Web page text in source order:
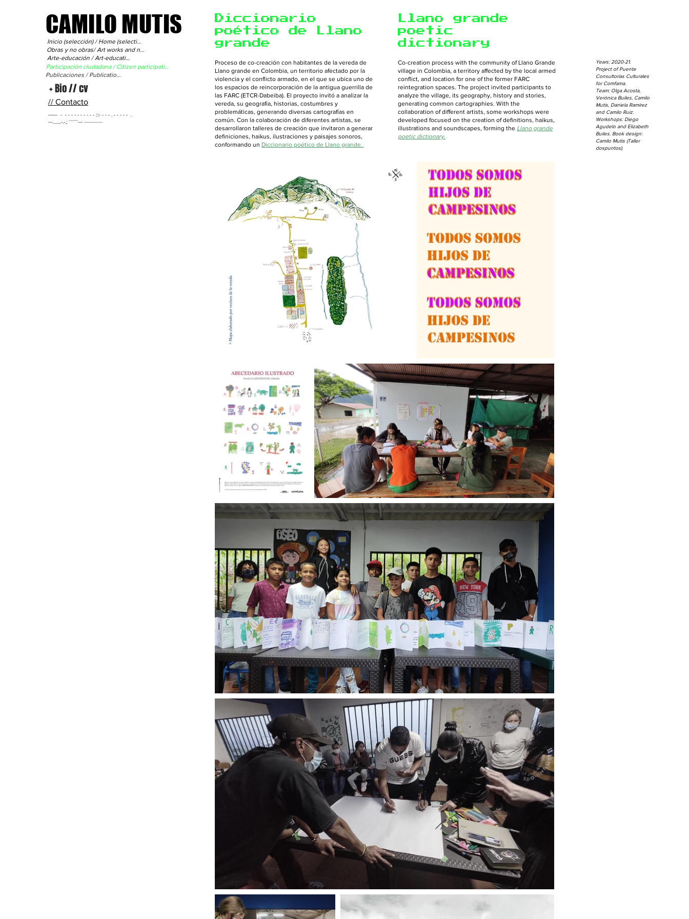
CAMILO MUTIS
Inicio (selección) / Home (selection)
Arte-educación / Art-education
Participación ciudadana / Citizen participation
+ Bio // cv
// Contacto
------ - - - - - - - - - - - :::- - - - . - - - - - .
---........-.-.; ¨¨¨¨¨¨--- ··················
Diccionario
poético de Llano
grande
Proceso de co-creación con habitantes de la vereda de
Llano grande en Colombia, un territorio afectado por la
violencia y el conflicto armado, en el que se ubica uno de
los espacios de reincorporación de la antigua guerrilla de
las FARC (ETCR-Dabeiba). El proyecto invitó a analizar la
vereda, su geografía, historias, costumbres y
problemáticas, generando diversas cartografías en
común. Con la colaboración de diferentes artistas, se
desarrollaron talleres de creación que invitaron a generar
definiciones, haikus, ilustraciones y paisajes sonoros,
conformando un Diccionario poético de Llano grande.
Llano grande
poetic
dictionary
Co-creation process with the community of Llano Grande
village in Colombia, a territory affected by the local armed
conflict, and location for one of the former FARC
reintegration spaces. The project invited participants to
analyze the village, its geography, history and stories,
generating common cartographies. With the
collaboration of different artists, some workshops were
developed focused on the creation of definitions, haikus,
illustrations and soundscapes, forming the Llano grande
poetic dictionary.
Years: 2020-21.
Project of Puente
Consultorías Culturales
for Comfama.
Team: Olga Acosta,
Verónica Builes, Camilo
Mutis, Daniela Ramírez
and Camilo Ruiz.
Workshops: Diego
Agudelo and Elizabeth
Builes. Book design:
Camilo Mutis (Taller
dospuntos).